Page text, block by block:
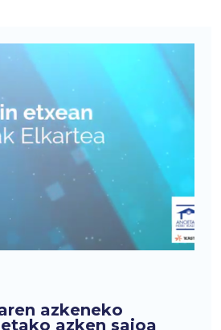
azkeneko
azken saioa